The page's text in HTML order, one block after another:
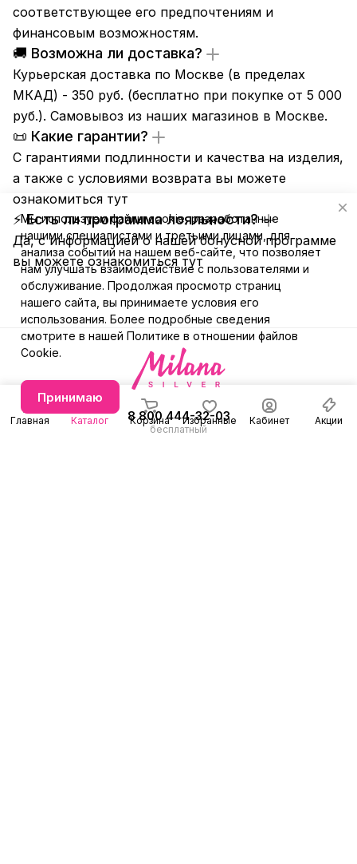
соответствующее его предпочтениям и
финансовым возможностям.
🚚 Возможна ли доставка?
Курьерская доставка по Москве (в пределах
МКАД) - 350 руб. (бесплатно при покупке от 5 000
руб.). Самовывоз из наших магазинов в Москве.
📜 Какие гарантии?
С гарантиями подлинности и качества на изделия,
а также с условиями возврата вы можете
ознакомиться тут
⚡ Есть ли программа лояльности?
Да, с информацией о нашей бонусной программе
вы можете ознакомитьсятут
Главная Каталог Корзина Избранные Кабинет Акции
8 800 444-32-03
бесплатный
Мы используем файлы cookie, разработанные
нашими специалистами и третьими лицами, для
анализа событий на нашем веб-сайте, что позволяет
нам улучшать взаимодействие с пользователями и
обслуживание. Продолжая просмотр страниц
нашего сайта, вы принимаете условия его
использования. Более подробные сведения
смотрите в нашей Политике в отношении файлов
Cookie.
Принимаю